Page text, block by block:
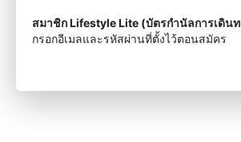
สมาชิก Lifestyle Lite (บัตรกำนัลการเดิน
กรอกอีเมลและรหัสผ่านที่ตั้งไว้ตอนสมัคร